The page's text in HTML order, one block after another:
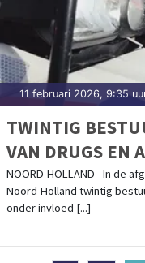
11 februari 2026, 9:35
TWINTIG
VAN DRUGS EN
NOORD-HOLLAND - In de
Noord-Holland twintig
onder invloed [...]